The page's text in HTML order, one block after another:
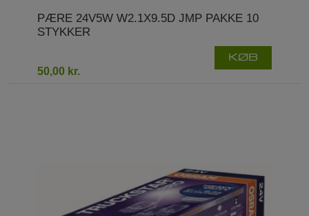
PÆRE 24V5W W2.1X9.5D JMP PAKKE 10
STYKKER
50,00 kr.
KØB